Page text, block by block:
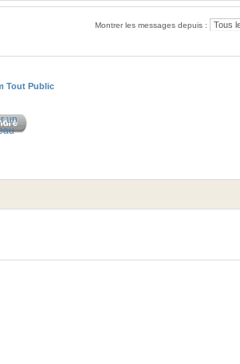
Montrer les messages depuis :
Tout Public